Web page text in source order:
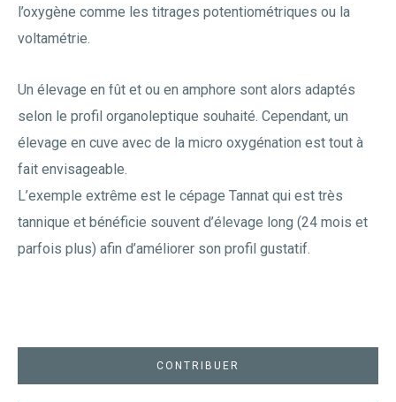
l’oxygène comme les titrages potentiométriques ou la
voltamétrie.
Un élevage en fût et ou en amphore sont alors adaptés
selon le profil organoleptique souhaité. Cependant, un
élevage en cuve avec de la micro oxygénation est tout à
fait envisageable.
L’exemple extrême est le cépage Tannat qui est très
tannique et bénéficie souvent d’élevage long (24 mois et
parfois plus) afin d’améliorer son profil gustatif.
CONTRIBUER